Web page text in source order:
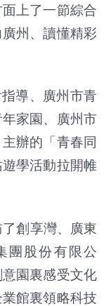
上了一節綜合
州、讀懂精彩
導、廣州市青
家園、廣州市
辦的「青春同
學活動拉開帷
創享灣、廣東
團股份有限公
園裏感受文化
館裏領略科技